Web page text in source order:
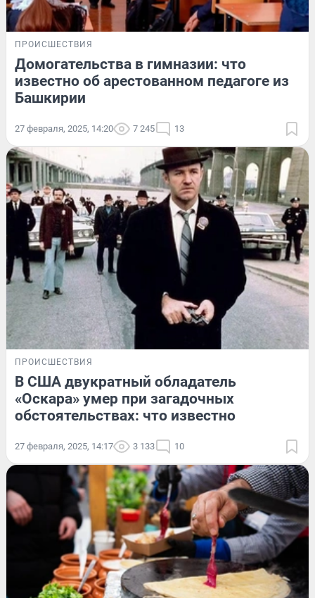
ПРОИСШЕСТВИЯ
Домогательства в гимназии: что
известно об арестованном педагоге из
Башкирии
27 февраля, 2025, 14:20 7 245 13
ПРОИСШЕСТВИЯ
В США двукратный обладатель
«Оскара» умер при загадочных
обстоятельствах: что известно
27 февраля, 2025, 14:17 3 133 10